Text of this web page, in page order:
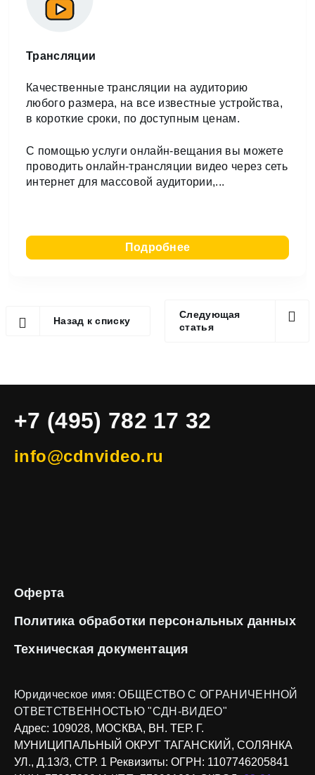
Трансляции
Качественные трансляции на аудиторию
любого размера, на все известные устройства,
в короткие сроки, по доступным ценам.
C помощью услуги онлайн-вещания вы можете
проводить онлайн-трансляции видео через сеть
интернет для массовой аудитории,...
Подробнее
Назад к списку
Следующая
статья
+7 (495) 782 17 32
info@cdnvideo.ru
Оферта
Политика обработки персональных данных
Техническаядокументация
Юридическое имя:ОБЩЕСТВО С ОГРАНИЧЕННОЙ
ОТВЕТСТВЕННОСТЬЮ "СДН-ВИДЕО"
Адрес: 109028, МОСКВА, ВН. ТЕР. Г.
МУНИЦИПАЛЬНЫЙ ОКРУГ ТАГАНСКИЙ, СОЛЯНКА
УЛ., Д.13/3, СТР. 1 Реквизиты: ОГРН: 1107746205841